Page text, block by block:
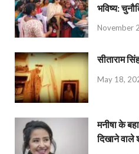
भविष्य:
November
सीताराम
May 18,
मनीषा के
दिखाने वाले